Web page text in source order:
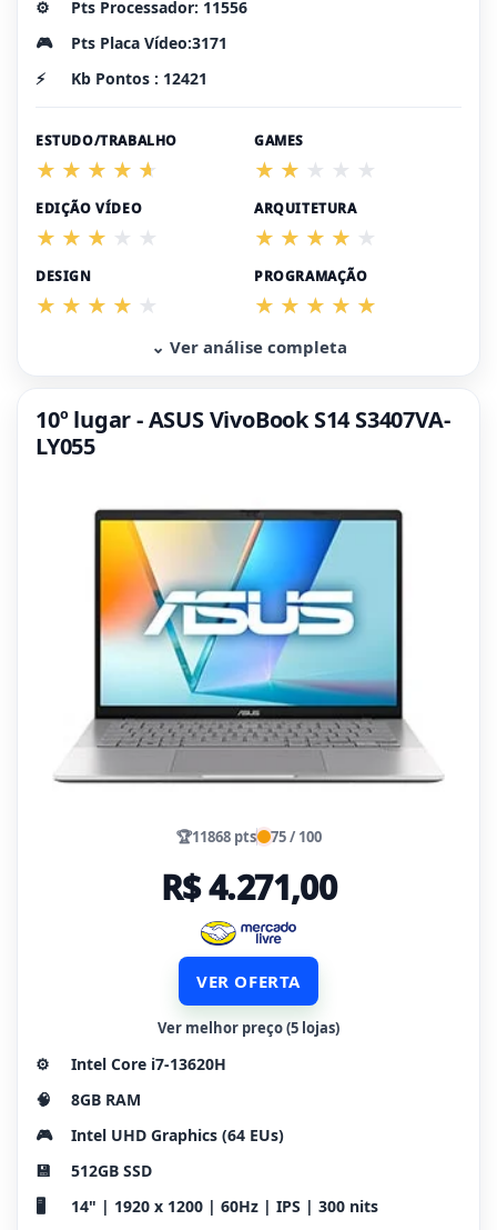
⚙️
Pts Processador: 11556
🎮
Pts Placa Vídeo:3171
⚡
Kb Pontos : 12421
ESTUDO/TRABALHO GAMES
EDIÇÃO VÍDEO ARQUITETURA
DESIGN PROGRAMAÇÃO
⌄ Ver análise completa
10º lugar - ASUS VivoBook S14 S3407VA-
LY055
🏆11868 pts 75 / 100
R$ 4.271,00
VER OFERTA
Ver melhor preço (5 lojas)
⚙️
Intel Core i7-13620H
🧠
8GB RAM
🎮
Intel UHD Graphics (64 EUs)
💾
512GB SSD
🖥️
14" | 1920 x 1200 | 60Hz | IPS | 300 nits